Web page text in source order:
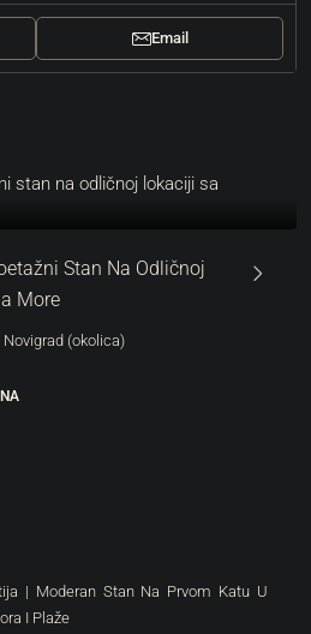
Email
Stan Na Odličnoj
More
(okolica)
| Moderan Stan Na Prvom Katu U
I Plaže